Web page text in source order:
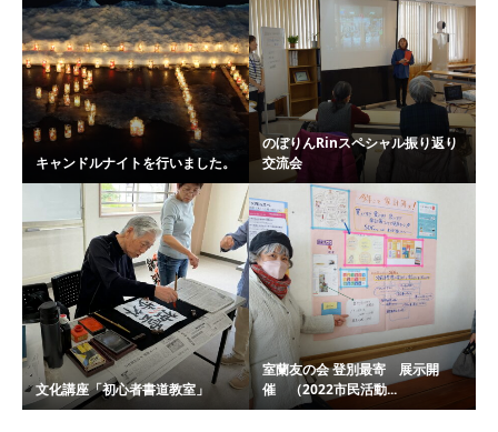
キャンドルナイトを行いました。
のぼりんRinスペシャル振り返り
交流会
文化講座「初心者書道教室」
室蘭友の会 登別最寄 展示開
催 （2022市民活動...